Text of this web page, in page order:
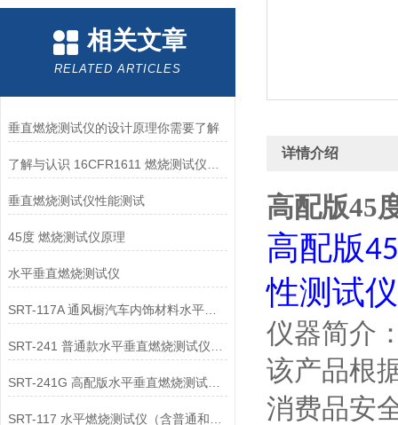
相关文章
RELATED ARTICLES
垂直燃烧测试仪的设计原理你需要了解
垂直燃烧测试仪性能测试
45度 燃烧测试仪原理
水平垂直燃烧测试仪
SRT-117A 通风橱汽车内饰材料水平燃烧测试仪介绍 性能稳定
SRT-241G 高配版水平垂直燃烧测试仪介绍 产品说明
详情介绍
高配版45
高配版45
性测试仪
仪器简介
该产品根
消费品安